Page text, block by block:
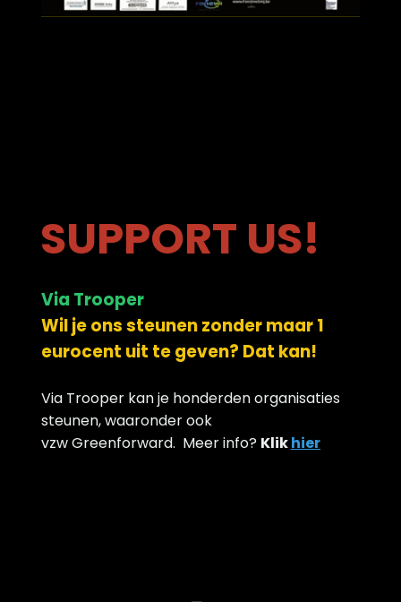
SUPPORT US!
Via Trooper
Wil je ons steunen zonder maar 1
eurocent uit te geven? Dat kan!
Via Trooper kan je honderden organisaties
steunen, waaronder ook
vzw Greenforward. Meer info? Klikhier